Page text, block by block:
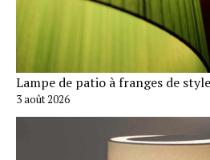
Lampe de patio à franges de
3 août 2026